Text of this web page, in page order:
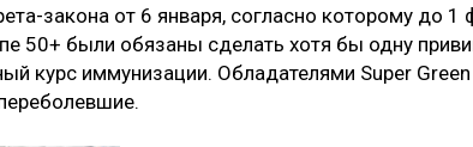
закона от 6 января, согласно которому до
50+ были обязаны сделать хотя бы одну
курс иммунизации. Обладателями Super